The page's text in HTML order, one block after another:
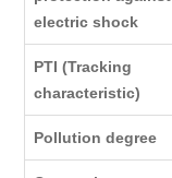
electric shock
PTI (Tracking
characteristic)
Pollution degree